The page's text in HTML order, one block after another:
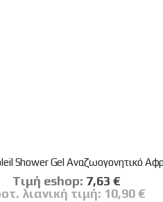
Shower Gel Αναζωογονητικό
Tιμή eshop: Ειδική
Τιμή
7,63 €
λιανική τιμή: 10,90 €